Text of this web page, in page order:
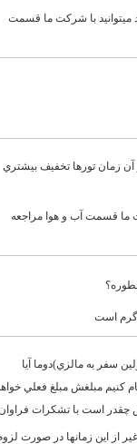
میتوانید با شرکت ما قسمت
آن زمان تورها تخفيف بيشتري
ما قسمت آب و هوا مراجعه
(براي اولين سفر به مالزي)دوما آيا
كنيم مبلغش مبلغ فعلي
از این زمانها در صورت